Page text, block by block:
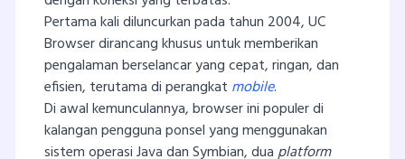
Pertama kali diluncurkan pada tahun 2004, UC
Browser dirancang khusus untuk memberikan
pengalaman berselancar yang cepat, ringan, dan
efisien, terutama di perangkat mobile.
Di awal kemunculannya, browser ini populer di
kalangan pengguna ponsel yang menggunakan
sistem operasi Java dan Symbian, duaplatform